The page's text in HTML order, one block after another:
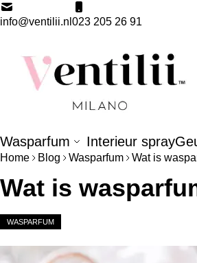
Ga naar de inhoud
info@ventilii.nl 023 205 26 91
Wasparfum Interieur spray
Home Blog Wasparfum Wat is
Wat is
WASPARFUM